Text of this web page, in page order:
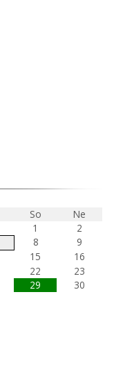
So
Ne
1
2
8
9
15
16
22
23
29
30